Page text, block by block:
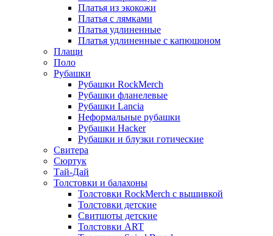
Платья из экокожи
Платья с лямками
Платья удлиненные
Платья удлиненные с капюшоном
Плащи
Поло
Рубашки
Рубашки RockMerch
Рубашки фланелевые
Рубашки Lancia
Неформальные рубашки
Рубашки Hacker
Рубашки и блузки готические
Свитера
Сюртук
Тай-Дай
Толстовки и балахоны
Толстовки RockMerch с вышивкой
Толстовки детские
Свитшоты детские
Толстовки ART